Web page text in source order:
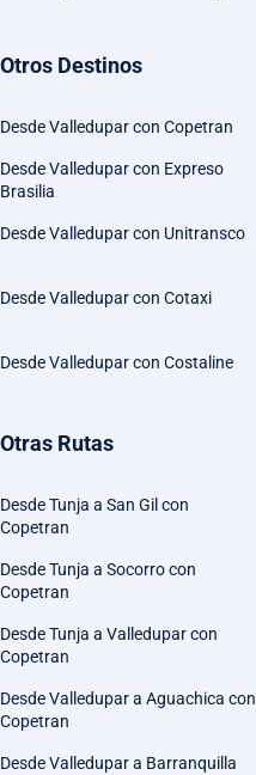
Otros Destinos
Desde Valledupar con Copetran
Desde Valledupar con Expreso
Brasilia
Desde Valledupar con Unitransco
Desde Valledupar con Cotaxi
Desde Valledupar con Costaline
Otras Rutas
Desde Tunja a San Gil con
Copetran
Desde Tunja a Socorro con
Copetran
Desde Tunja a Valledupar con
Copetran
Desde Valledupar a Aguachica con
Copetran
Desde Valledupar a Barranquilla